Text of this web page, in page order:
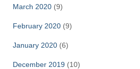
March 2020 (9)
February 2020 (9)
January 2020 (6)
December 2019 (10)